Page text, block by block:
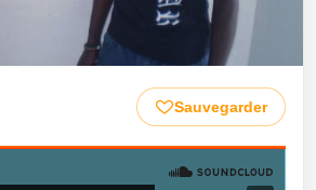
Sauvegarder